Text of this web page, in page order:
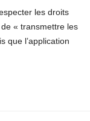
les droits
« transmettre les
que l’application